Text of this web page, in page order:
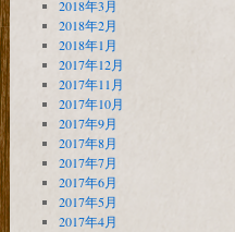
2018年3月
2018年2月
2018年1月
2017年12月
2017年11月
2017年10月
2017年9月
2017年8月
2017年7月
2017年6月
2017年5月
2017年4月